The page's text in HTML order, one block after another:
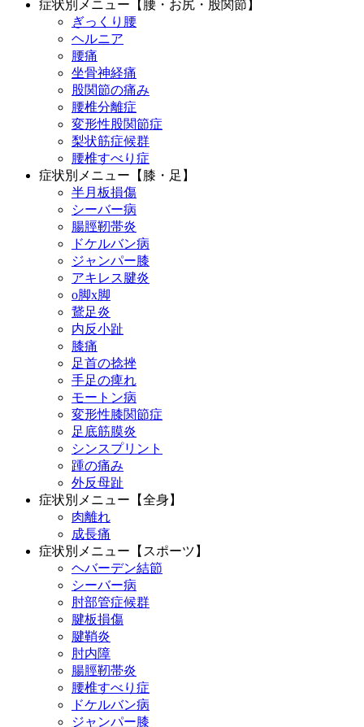
症状別メニュー【腰・お尻・股関節】
ぎっくり腰
ヘルニア
腰痛
坐骨神経痛
股関節の痛み
腰椎分離症
変形性股関節症
梨状筋症候群
腰椎すべり症
症状別メニュー【膝・足】
半月板損傷
シーバー病
腸脛靭帯炎
ドケルバン病
ジャンパー膝
アキレス腱炎
o脚x脚
鵞足炎
内反小趾
膝痛
足首の捻挫
手足の痺れ
モートン病
変形性膝関節症
足底筋膜炎
シンスプリント
踵の痛み
外反母趾
症状別メニュー【全身】
肉離れ
成長痛
症状別メニュー【スポーツ】
ヘバーデン結節
シーバー病
肘部管症候群
腱板損傷
腱鞘炎
肘内障
腸脛靭帯炎
腰椎すべり症
ドケルバン病
ジャンパー膝